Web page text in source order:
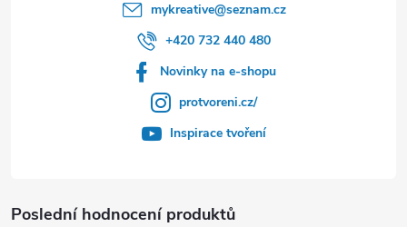
Poslední hodnocení produktů
mykreative@seznam.cz
+420 732 440 480
Novinky na e-shopu
protvoreni.cz/
Inspirace tvoření